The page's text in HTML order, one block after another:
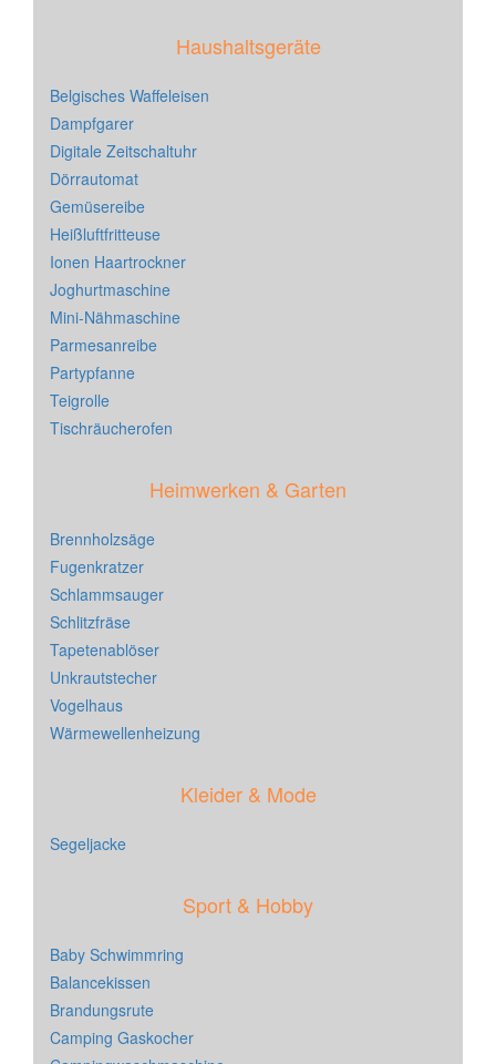
Haushaltsgeräte
Belgisches Waffeleisen
Dampfgarer
Digitale Zeitschaltuhr
Dörrautomat
Gemüsereibe
Heißluftfritteuse
Ionen Haartrockner
Joghurtmaschine
Mini-Nähmaschine
Parmesanreibe
Partypfanne
Teigrolle
Tischräucherofen
Heimwerken & Garten
Brennholzsäge
Fugenkratzer
Schlammsauger
Schlitzfräse
Tapetenablöser
Unkrautstecher
Vogelhaus
Wärmewellenheizung
Kleider & Mode
Segeljacke
Sport & Hobby
Baby Schwimmring
Balancekissen
Brandungsrute
Camping Gaskocher